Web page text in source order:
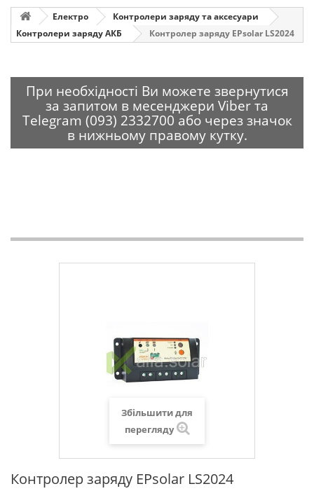
Електро
Контролери заряду та аксесуари
Контролери заряду АКБ
Контролер заряду EPsolar LS2024
При необхідності Ви можете звернутися
за запитом в месенджери Viber та
Telegram (093) 2332700 або через значок
в нижньому правому кутку.
Збільшити для
перегляду
Контролер заряду EPsolar LS2024